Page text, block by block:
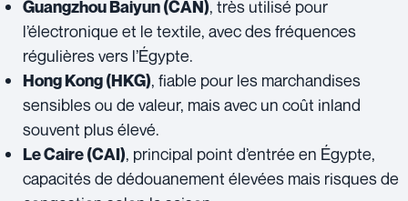
Guangzhou Baiyun(CAN), très utilisé pour
l’électronique et le textile, avec des fréquences
régulières vers l’Égypte.
Hong Kong(HKG), fiable pour les marchandises
sensibles ou de valeur, mais avec un coût inland
souvent plus élevé.
Le Caire(CAI), principal point d’entrée en Égypte,
capacités de dédouanement élevées mais risques de